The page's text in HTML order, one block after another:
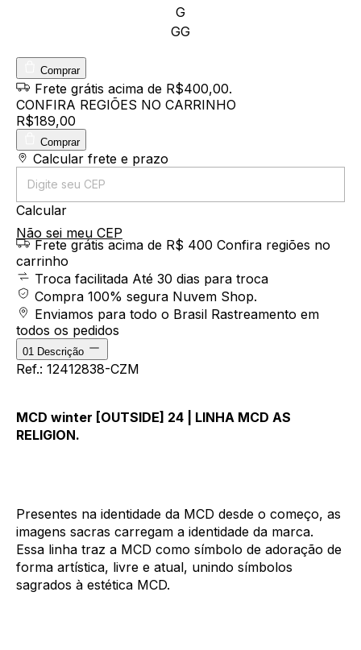
G
GG
Comprar
Frete grátis acima de R$400,00.
CONFIRA REGIÕES NO CARRINHO
R$189,00
Comprar
Entregas para o CEP:
Calcular frete e prazo
Calcular
Não sei meu CEP
Frete grátis acima de R$ 400 Confira regiões no
carrinho
Troca facilitada Até 30 dias para troca
Compra 100% segura Nuvem Shop.
Enviamos para todo o Brasil Rastreamento em
todos os pedidos
01 Descrição
Ref.: 12412838-CZM
MCD winter [OUTSIDE] 24 | LINHA MCD AS
RELIGION.
Presentes na identidade da MCD desde o começo, as
imagens sacras carregam a identidade da marca.
Essa linha traz a MCD como símbolo de adoração de
forma artística, livre e atual, unindo símbolos
sagrados à estética MCD.